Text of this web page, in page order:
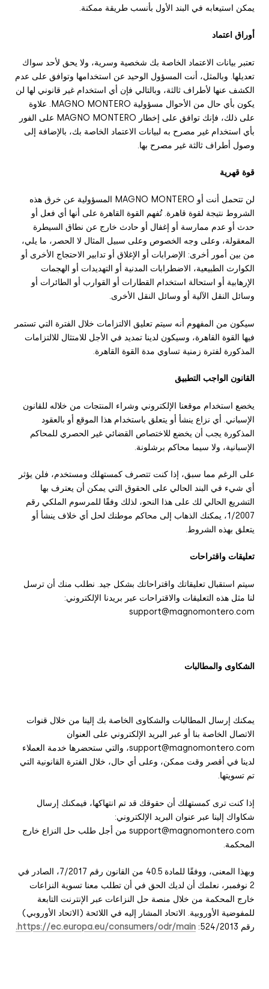
يمكن استيعابه في البند الأول بأنسب طريقة ممكنة.
أوراق اعتماد
تعتبر بيانات الاعتماد الخاصة بك شخصية وسرية، ولا يحق لأحد سواك
تعديلها. وبالمثل، أنت المسؤول الوحيد عن استخدامها وتوافق على عدم
الكشف عنها لأطراف ثالثة، وبالتالي فإن أي استخدام غير قانوني لها لن
يكون بأي حال من الأحوال مسؤولية MAGNO MONTERO. علاوة
على ذلك، فإنك توافق على إخطار MAGNO MONTERO على الفور
بأي استخدام غير مصرح به لبيانات الاعتماد الخاصة بك، بالإضافة إلى
وصول أطراف ثالثة غير مصرح بها.
قوة قهرية
لن تتحمل أنت أو MAGNO MONTERO المسؤولية عن خرق هذه
الشروط نتيجة لقوة قاهرة. تُفهم القوة القاهرة على أنها أي فعل أو
حدث أو عدم ممارسة أو إغفال أو حادث خارج عن نطاق السيطرة
المعقولة، وعلى وجه الخصوص وعلى سبيل المثال لا الحصر، ما يلي،
من بين أمور أخرى: الإضرابات أو الإغلاق أو تدابير الاحتجاج الأخرى أو
الكوارث الطبيعية، الاضطرابات المدنية أو التهديدات أو الهجمات
الإرهابية أو استحالة استخدام القطارات أو القوارب أو الطائرات أو
وسائل النقل الآلية أو وسائل النقل الأخرى.
سيكون من المفهوم أنه سيتم تعليق الالتزامات خلال الفترة التي تستمر
فيها القوة القاهرة، وسيكون لدينا تمديد في الأجل للامتثال للالتزامات
المذكورة لفترة زمنية تساوي مدة القوة القاهرة.
القانون الواجب التطبيق
يخضع استخدام موقعنا الإلكتروني وشراء المنتجات من خلاله للقانون
الإسباني. أي نزاع ينشأ أو يتعلق باستخدام هذا الموقع أو بالعقود
المذكورة يجب أن يخضع للاختصاص القضائي غير الحصري للمحاكم
الإسبانية، ولا سيما محاكم برشلونة.
على الرغم مما سبق، إذا كنت تتصرف كمستهلك ومستخدم، فلن يؤثر
أي شيء في البند الحالي على الحقوق التي يمكن أن يعترف بها
التشريع الحالي لك على هذا النحو، لذلك وفقًا للمرسوم الملكي رقم
1/2007، يمكنك الذهاب إلى محاكم موطنك لحل أي خلاف ينشأ أو
يتعلق بهذه الشروط.
تعليقات واقتراحات
سيتم استقبال تعليقاتك واقتراحاتك بشكل جيد. نطلب منك أن ترسل
لنا مثل هذه التعليقات والاقتراحات عبر بريدنا الإلكتروني:
support@magnomontero.com
الشكاوى والمطالبات
يمكنك إرسال المطالبات والشكاوى الخاصة بك إلينا من خلال قنوات
الاتصال الخاصة بنا أو عبر البريد الإلكتروني على العنوان
support@magnomontero.com، والتي ستحضرها خدمة العملاء
لدينا في أقصر وقت ممكن، وعلى أي حال، خلال الفترة القانونية التي
تم تسويتها.
إذا كنت ترى كمستهلك أن حقوقك قد تم انتهاكها، فيمكنك إرسال
شكاواك إلينا عبر عنوان البريد الإلكتروني:
support@magnomontero.com من أجل طلب حل النزاع خارج
المحكمة.
وبهذا المعنى، ووفقًا للمادة 40.5 من القانون رقم 7/2017، الصادر في
2 نوفمبر، نعلمك أن لديك الحق في أن تطلب معنا تسوية النزاعات
خارج المحكمة من خلال منصة حل النزاعات عبر الإنترنت التابعة
للمفوضية الأوروبية. الاتحاد المشار إليه في اللائحة (الاتحاد الأوروبي)
رقم 524/2013:
https://ec.europa.eu/consumers/odr/main.